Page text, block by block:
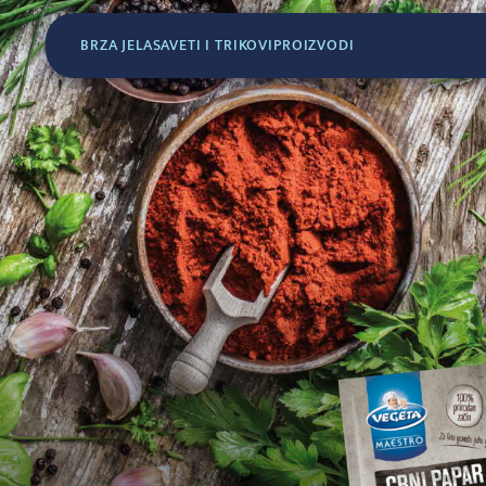
BRZA JELASAVETI I TRIKOVIPROIZVODI